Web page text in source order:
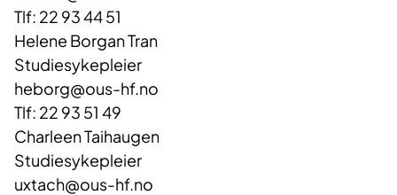
Tlf: 22 93 44 51
Helene Borgan Tran
Studiesykepleier
heborg@ous-hf.no
Tlf: 22 93 51 49
Charleen Taihaugen
Studiesykepleier
uxtach@ous-hf.no